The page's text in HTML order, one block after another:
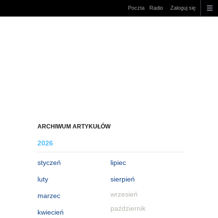
Poczta Radio Zaloguj się
ARCHIWUM ARTYKUŁÓW
2026
styczeń
luty
marzec
kwiecień
lipiec
sierpień
wrzesień
październik